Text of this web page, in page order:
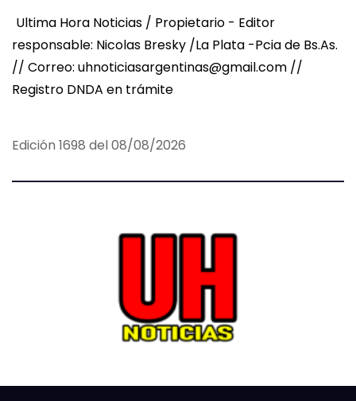
Ultima Hora Noticias / Propietario - Editor
responsable: Nicolas Bresky /La Plata -Pcia de Bs.As.
// Correo: uhnoticiasargentinas@gmail.com //
Registro DNDA en trámite
Edición 1698 del 08/08/2026